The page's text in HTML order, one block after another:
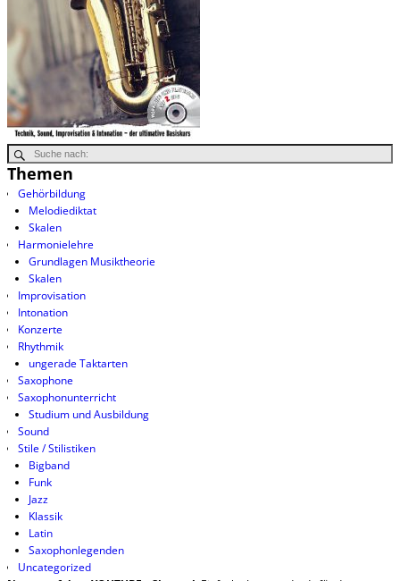
Themen
Gehörbildung
Melodiediktat
Skalen
Harmonielehre
Grundlagen Musiktheorie
Skalen
Improvisation
Intonation
Konzerte
Rhythmik
ungerade Taktarten
Saxophone
Saxophonunterricht
Studium und Ausbildung
Sound
Stile / Stilistiken
Bigband
Funk
Jazz
Klassik
Latin
Saxophonlegenden
Uncategorized